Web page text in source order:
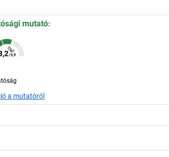
mutató:
a mutatóról